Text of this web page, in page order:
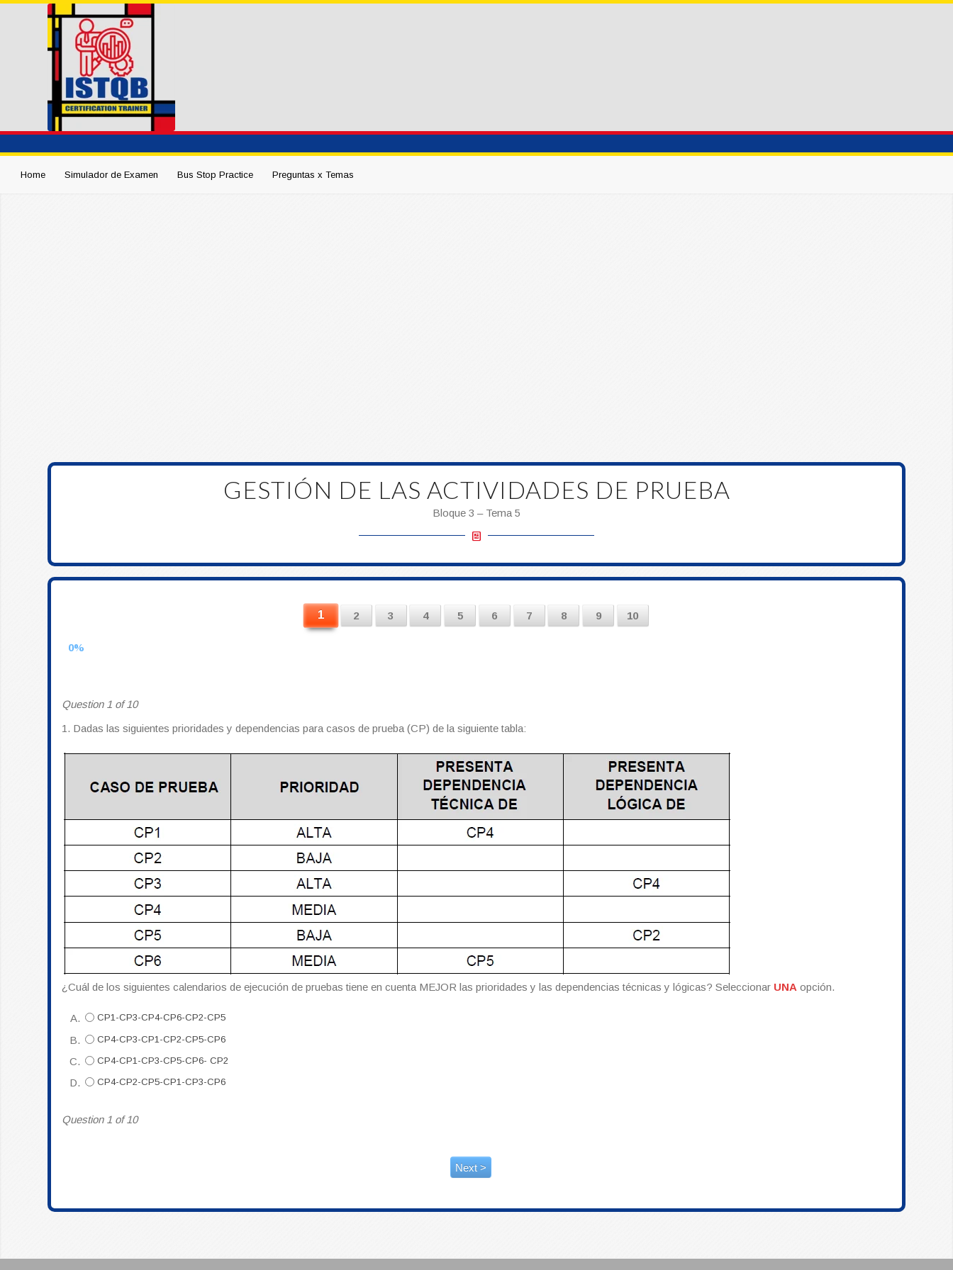
Home Simulador de Examen Bus Stop Practice Preguntas x Temas
GESTIÓN DE LAS ACTIVIDADES DE PRUEBA
Bloque 3 – Tema 5
1 2 3 4 5 6 7 8 9 10
0%
Question 1 of 10
1. Dadas las siguientes prioridades y dependencias para casos de prueba (CP) de la siguiente tabla:
¿Cuál de los siguientes calendarios de ejecución de pruebas tiene en cuenta MEJOR las prioridades y las dependencias técnicas y lógicas? Seleccionar UNA opción.
A. CP1-CP3-CP4-CP6-CP2-CP5
B. CP4-CP3-CP1-CP2-CP5-CP6
C. CP4-CP1-CP3-CP5-CP6- CP2
D. CP4-CP2-CP5-CP1-CP3-CP6
Question 1 of 10